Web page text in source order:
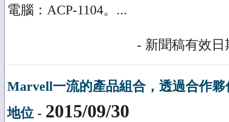
電腦：ACP-1104。...
- 新聞稿有效日
Marvell一流的產品組合，透過合作
地位- 2015/09/30